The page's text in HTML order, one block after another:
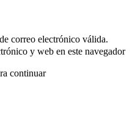
correo electrónico válida.
y web en este navegador
continuar